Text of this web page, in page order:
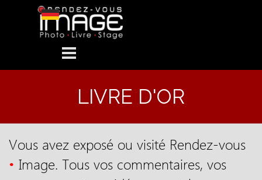
Aller au contenu
Sauter le menu
LIVRE D'OR
Vous avez exposé ou visité Rendez-vous
• Image. Tous vos commentaires, vos